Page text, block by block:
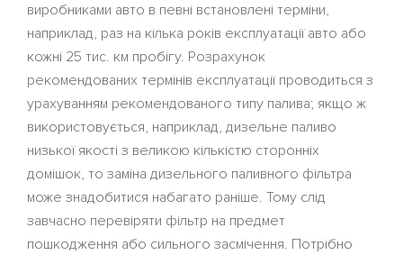
виробниками авто в певні встановлені терміни,
наприклад, раз на кілька років експлуатації авто або
кожні 25 тис. км пробігу. Розрахунок
рекомендованих термінів експлуатації проводиться з
урахуванням рекомендованого типу палива; якщо ж
використовується, наприклад, дизельне паливо
низької якості з великою кількістю сторонніх
домішок, то заміна дизельного паливного фільтра
може знадобитися набагато раніше. Тому слід
завчасно перевіряти фільтр на предмет
пошкодження або сильного засмічення. Потрібно